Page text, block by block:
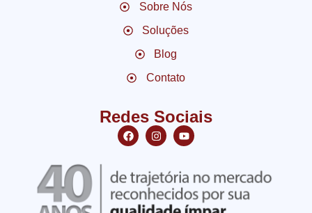
Sobre Nós
Soluções
Blog
Contato
Redes Sociais